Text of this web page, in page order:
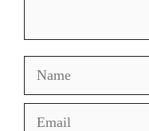
Name
Email